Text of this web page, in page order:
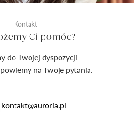
Kontakt
Ci pomóc?
do Twojej dyspozycji
na Twoje pytania.
kontakt@auroria.pl